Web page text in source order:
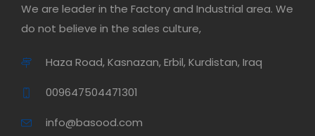
We are leader in the Factory and Industrial area. We
do not believe in the sales culture,
Haza Road, Kasnazan, Erbil, Kurdistan, Iraq
009647504471301
info@basood.com